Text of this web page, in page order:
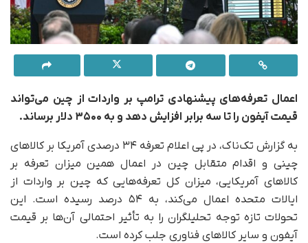
اعمال تعرفه‌های پیشنهادی ترامپ بر واردات از چین می‌تواند
قیمت آیفون را تا سه برابر افزایش دهد و به ۳۵۰۰ دلار برساند.
به گزارش تک‌ناک، در پی اعلام تعرفه ۳۴ درصدی آمریکا بر کالاهای
چینی و اقدام متقابل چین در اعمال همین میزان تعرفه بر
کالاهای آمریکایی، میزان کل تعرفه‌هایی که چین بر واردات از
ایالات متحده اعمال می‌کند، به ۵۴ درصد رسیده است. این
تحولات تازه توجه تحلیلگران را به تأثیر احتمالی آن‌ها بر قیمت
آیفون و سایر کالاهای فناوری جلب کرده است.